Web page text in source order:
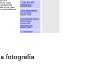
fotografía